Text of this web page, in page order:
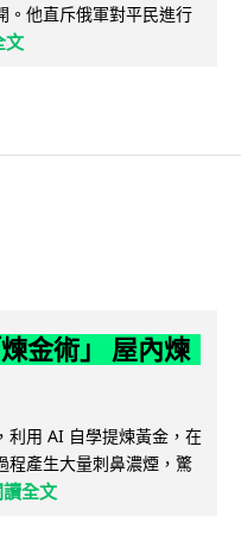
。他直斥俄軍對平民進行
文
金術」 屋內煉
利用 AI 自學提煉黃金，在
程產生大量刺鼻濃煙，驚
讀全文